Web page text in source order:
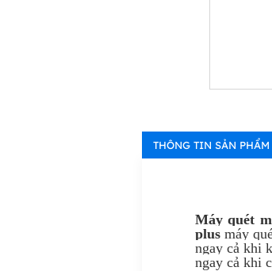
THÔNG TIN SẢN PHẨM
Máy quét
plusmáy
ngay cả khi
ngay cả khi